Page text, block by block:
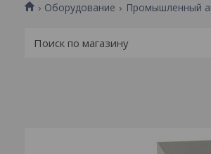
Оборудование Промышленный